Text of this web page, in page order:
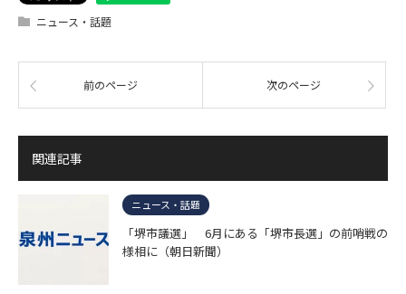
ニュース・話題
前のページ 次のページ
関連記事
ニュース・話題
「堺市議選」 6月にある「堺市長選」の前哨戦の
様相に（朝日新聞）